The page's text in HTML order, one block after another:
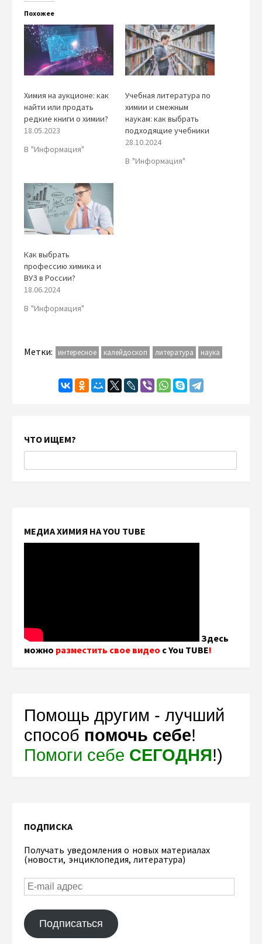
Похожее
Химия на аукционе: как
найти или продать
редкие книги о химии?
18.05.2023
В "Информация"
Учебная литература по
химии и смежным
наукам: как выбрать
подходящие учебники
28.10.2024
В "Информация"
Как выбрать
профессию химика и
ВУЗ в России?
18.06.2024
В "Информация"
Метки: интересное калейдоскоп литература наука
ЧТО ИЩЕМ?
МЕДИА ХИМИЯ НА YOU TUBE
Здесь
можно разместить свое видео с You TUBE!
Помощь другим - лучший
способ помочь себе!
Помоги себе СЕГОДНЯ!)
ПОДПИСКА
Получать уведомления о новых материалах
(новости, энциклопедия, литература)
Подписаться